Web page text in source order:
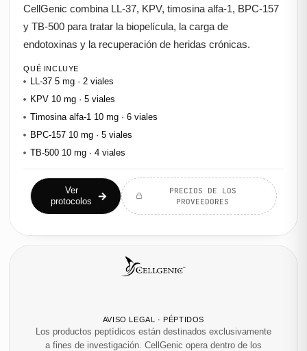
CellGenic combina LL-37, KPV, timosina alfa-1, BPC-157
y TB-500 para tratar la biopelícula, la carga de
endotoxinas y la recuperación de heridas crónicas.
QUÉ INCLUYE
LL-37 5 mg · 2 viales
KPV 10 mg · 5 viales
Timosina alfa-1 10 mg · 6 viales
BPC-157 10 mg · 5 viales
TB-500 10 mg · 4 viales
Ver
protocolos
PRECIOS DE LOS
PROVEEDORES
AVISO LEGAL · PÉPTIDOS
Los productos peptídicos están destinados exclusivamente
a fines de investigación. CellGenic opera dentro de los